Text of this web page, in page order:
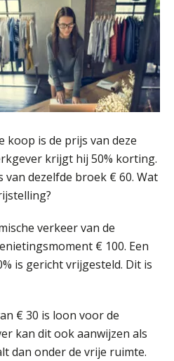
koop is de prijs van deze
krijgt hij 50% korting.
van dezelfde broek € 60. Wat
verkeer van de
€ 100. Een
is gericht vrijgesteld. Dit is
€ 30 is loon voor de
kan dit ook aanwijzen als
dan onder de vrije ruimte.
Lonen in de Jaarrekening (NIRPA PE)
Practical Diploma in Payroll Administration (PDL®)
Praehep